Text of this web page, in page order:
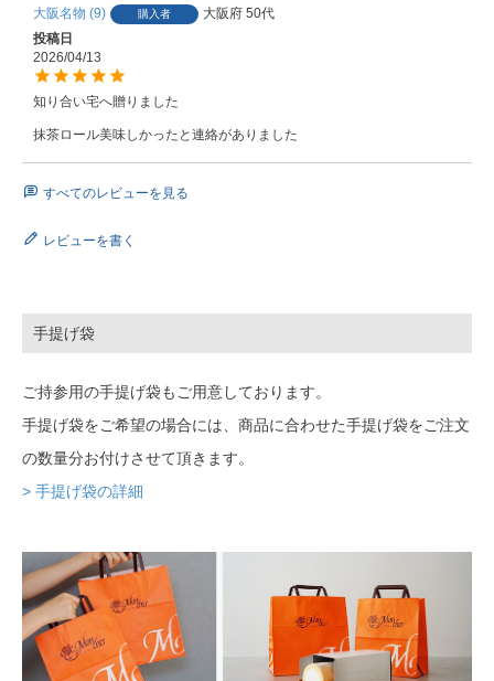
大阪名物 9 購入者 大阪府 50代
投稿日
2026/04/13
知り合い宅へ贈りました
抹茶ロール美味しかったと連絡がありました
すべてのレビューを見る
レビューを書く
手提げ袋
ご持参用の手提げ袋もご用意しております。
手提げ袋をご希望の場合には、商品に合わせた手提げ袋をご注文
の数量分お付けさせて頂きます。
> 手提げ袋の詳細